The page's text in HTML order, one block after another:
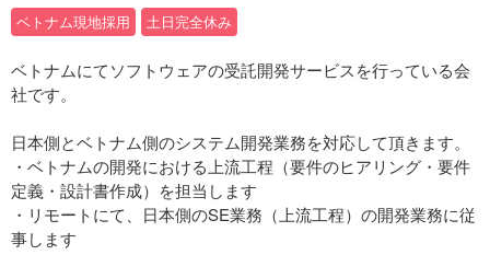
ベトナム現地採用 土日完全休み
ベトナムにてソフトウェアの受託開発サービスを行っている会
社です。
日本側とベトナム側のシステム開発業務を対応して頂きます。
・ベトナムの開発における上流工程（要件のヒアリング・要件
定義・設計書作成）を担当します
・リモートにて、日本側のSE業務（上流工程）の開発業務に従
事します